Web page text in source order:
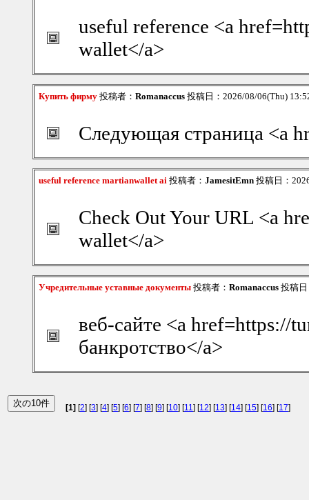
useful reference <a
wallet</a>
Купить фирму 投稿者： Romanaccus 投稿日：2026/08/06(Thu)
Следующая страница <a
useful reference martianwallet ai 投稿者： JamesitEmn 投稿日：
Check Out Your URL <a
wallet</a>
Учредительные уставные документы 投稿者： Romanaccus 投稿
веб-сайте <a href=https://
банкротство</a>
[1] [2] [3] [4] [5] [6] [7] [8] [9] [10] [11] [12] [13] [14] [15] [16] [17]